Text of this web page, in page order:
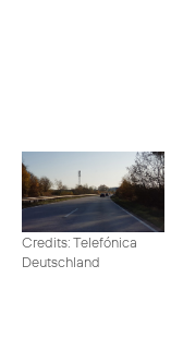
Credits: Telefónica
Deutschland